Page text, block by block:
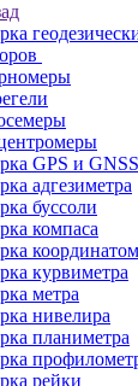
GPS и
адгезиметра
буссоли
компаса
курвиметра
метра
нивелира
планиметра
рейки